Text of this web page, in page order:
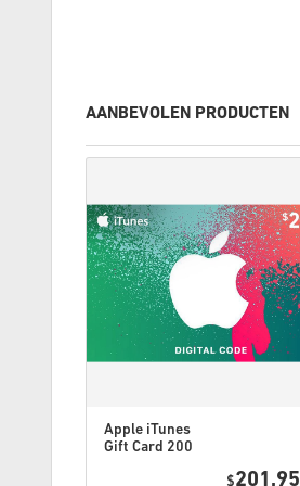
AANBEVOLEN PRODUCTEN
Apple iTunes
Gift Card 200
$201,95